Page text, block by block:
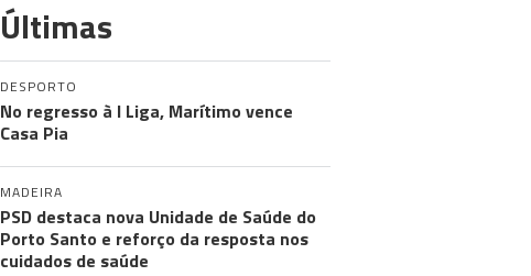
Últimas
DESPORTO
No regresso à I Liga, Marítimo vence
Casa Pia
MADEIRA
PSD destaca nova Unidade de Saúde do
Porto Santo e reforço da resposta nos
cuidados de saúde